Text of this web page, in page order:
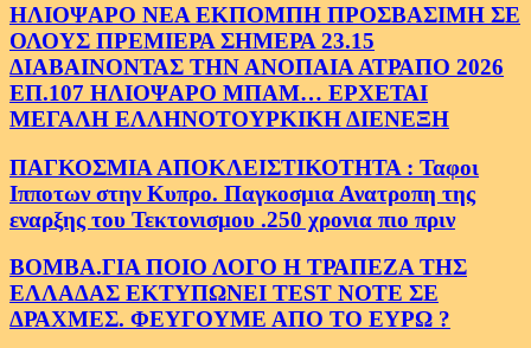
ΗΛΙΟΨΑΡΟ ΝΕΑ ΕΚΠΟΜΠΗ ΠΡΟΣΒΑΣΙΜΗ ΣΕ
ΟΛΟΥΣ ΠΡΕΜΙΕΡΑ ΣΗΜΕΡΑ 23.15
ΔΙΑΒΑΙΝΟΝΤΑΣ ΤΗΝ ΑΝΟΠΑΙΑ ΑΤΡΑΠΟ 2026
ΕΠ.107 ΗΛΙΟΨΑΡΟ ΜΠΑΜ… ΕΡΧΕΤΑΙ
ΜΕΓΑΛΗ ΕΛΛΗΝΟΤΟΥΡΚΙΚΗ ΔΙΕΝΕΞΗ
ΠΑΓΚΟΣΜΙΑ ΑΠΟΚΛΕΙΣΤΙΚΟΤΗΤΑ : Ταφοι
Ιπποτων στην Κυπρο. Παγκοσμια Ανατροπη της
εναρξης του Τεκτονισμου .250 χρονια πιο πριν
ΒΟΜΒΑ.ΓΙΑ ΠΟΙΟ ΛΟΓΟ Η ΤΡΑΠΕΖΑ ΤΗΣ
ΕΛΛΑΔΑΣ ΕΚΤΥΠΩΝΕΙ TEST NOTE ΣΕ
ΔΡΑΧΜΕΣ. ΦΕΥΓΟΥΜΕ ΑΠΟ ΤΟ ΕΥΡΩ ?